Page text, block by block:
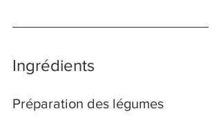
Ingrédients
Préparation des légumes